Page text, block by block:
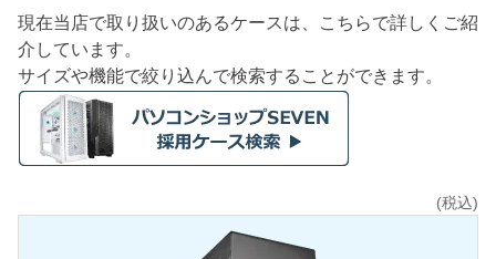
現在当店で取り扱いのあるケースは、こちらで詳しくご紹
介しています。
サイズや機能で絞り込んで検索することができます。
(税込)